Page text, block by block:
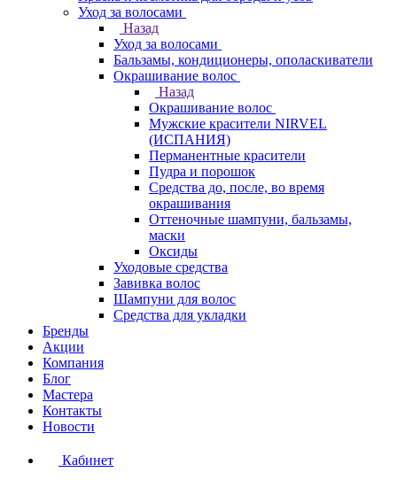
Уход за волосами
Назад
Уход за волосами
Бальзамы, кондиционеры, ополаскиватели
Окрашивание волос
Назад
Окрашивание волос
Мужские красители NIRVEL
(ИСПАНИЯ)
Перманентные красители
Пудра и порошок
Средства до, после, во время
окрашивания
Оттеночные шампуни, бальзамы,
маски
Оксиды
Уходовые средства
Завивка волос
Шампуни для волос
Средства для укладки
Бренды
Акции
Компания
Блог
Мастера
Контакты
Новости
Кабинет